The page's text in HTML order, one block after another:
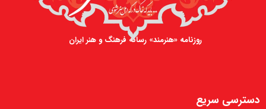
روزنامه «هنرمند» رسانه فرهنگ و هنر ایران
دسترسی سریع